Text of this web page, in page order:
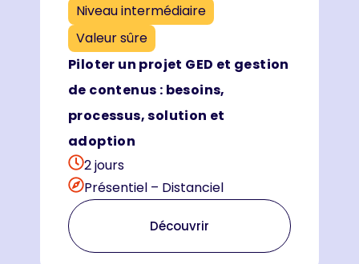
Niveau intermédiaire
Valeur sûre
Piloter un projet GED et gestion
de contenus : besoins,
processus, solution et
adoption
2 jours
Présentiel – Distanciel
Découvrir